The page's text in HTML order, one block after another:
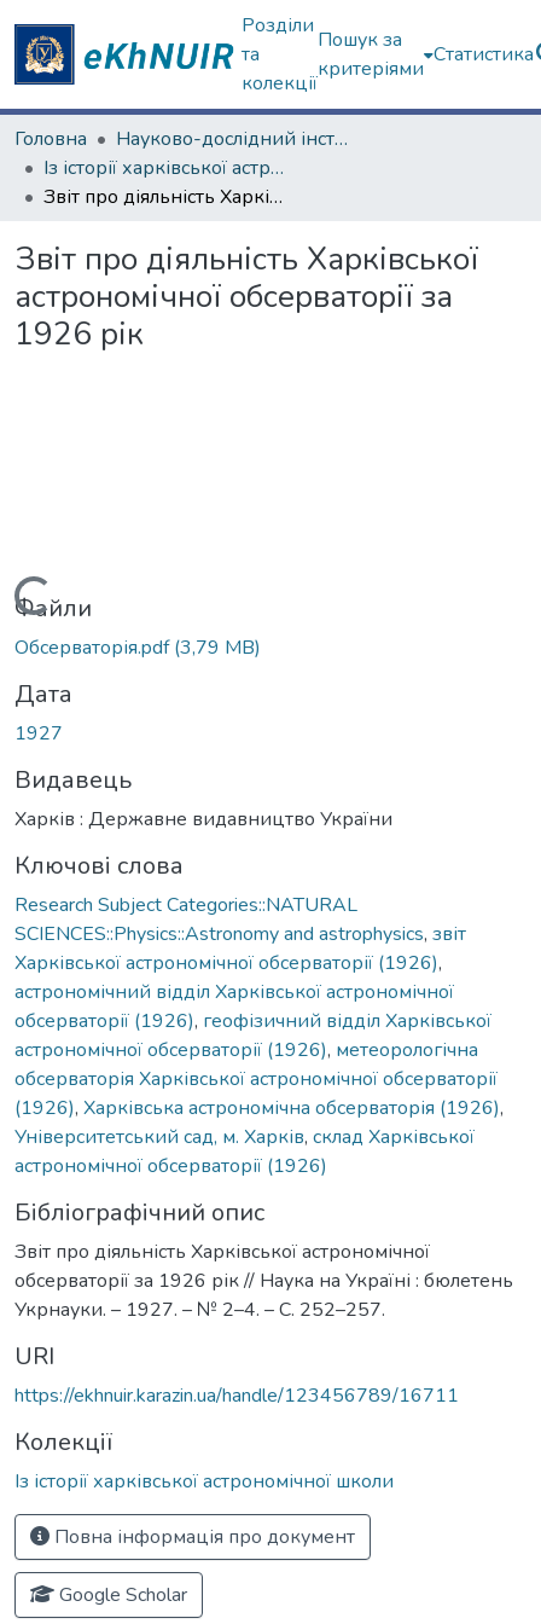
Розділи
та
колекції
Пошук за
критеріями
Статистика
Головна
Науково-дослідний інститут астрономії
Із історії харківської астрономічної школи
Звіт про діяльність Харківської астрономічної обсерваторії за 1926 рік
Звіт про діяльність Харківської
астрономічної обсерваторії за
1926 рік
Вантажиться...
Файли
Обсерваторія.pdf(3,79 MB)
Дата
1927
Видавець
Харків : Державне видавництво України
Ключові слова
Research Subject Categories::NATURAL
SCIENCES::Physics::Astronomy and astrophysics, звіт
Харківської астрономічної обсерваторії (1926),
астрономічний відділ Харківської астрономічної
обсерваторії (1926), геофізичний відділ Харківської
астрономічної обсерваторії (1926), метеорологічна
обсерваторія Харківської астрономічної обсерваторії
(1926), Харківська астрономічна обсерваторія (1926),
Університетський сад, м. Харків, склад Харківської
астрономічної обсерваторії (1926)
Бібліографічний опис
Звіт про діяльність Харківської астрономічної
обсерваторії за 1926 рік // Наука на Україні : бюлетень
Укрнауки. – 1927. – № 2–4. – С. 252–257.
URI
https://ekhnuir.karazin.ua/handle/123456789/16711
Колекції
Із історії харківської астрономічної школи
Повна інформація про документ
Google Scholar